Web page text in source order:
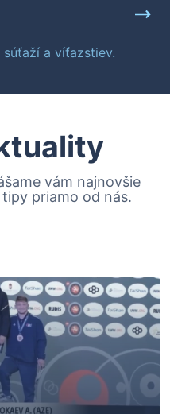
a víťazstiev.
vám najnovšie
priamo od nás.